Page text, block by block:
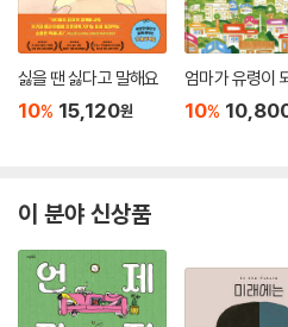
고, 내가 좋은 부모라는 만족감을 느끼
노력해야 하는 걸까? 아이가 돌이 될 때
때쯤? 여전히 혼자 노는 게 어렵다면 열
에서 부모는 불안해지기 시작한다!
《거인 아저씨와 엄지 공주》의 작가인
다고 한다. 어느 한쪽이 너무 많이 양보
복도 아니라는 것이다. 둘 간의 균형을
야 한다는 것인데 말이 쉽지, 어떻게 그
작가는 거인을 통해 답을 준다. 거인은
싫을 땐 싫다고 말해요
10% 15,120원
엄마가 유령이
10%
이 분야 신상품